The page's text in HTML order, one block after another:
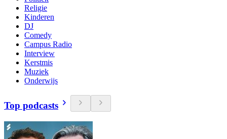
Religie
Kinderen
DJ
Comedy
Campus Radio
Interview
Kerstmis
Muziek
Onderwijs
Top podcasts